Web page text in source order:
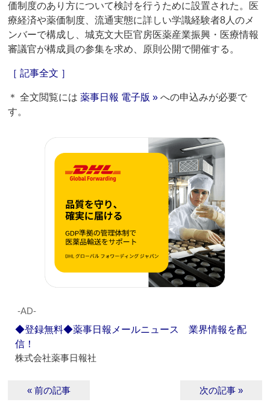
価制度のあり方について検討を行うために設置された。医
療経済や薬価制度、流通実態に詳しい学識経験者8人のメ
ンバーで構成し、城克文大臣官房医薬産業振興・医療情報
審議官が構成員の参集を求め、原則公開で開催する。
［ 記事全文 ］
＊ 全文閲覧には薬事日報 電子版 » への申込みが必要で
す。
‐AD‐
◆登録無料◆薬事日報メールニュース 業界情報を配
信！
株式会社薬事日報社
« 前の記事 次の記事 »